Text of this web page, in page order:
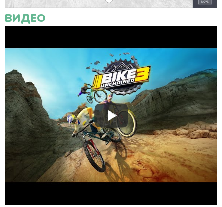
ВИДЕО